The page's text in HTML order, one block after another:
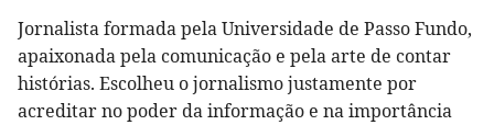
Jornalista formada pela Universidade de Passo Fundo,
apaixonada pela comunicação e pela arte de contar
histórias. Escolheu o jornalismo justamente por
acreditar no poder da informação e na importância